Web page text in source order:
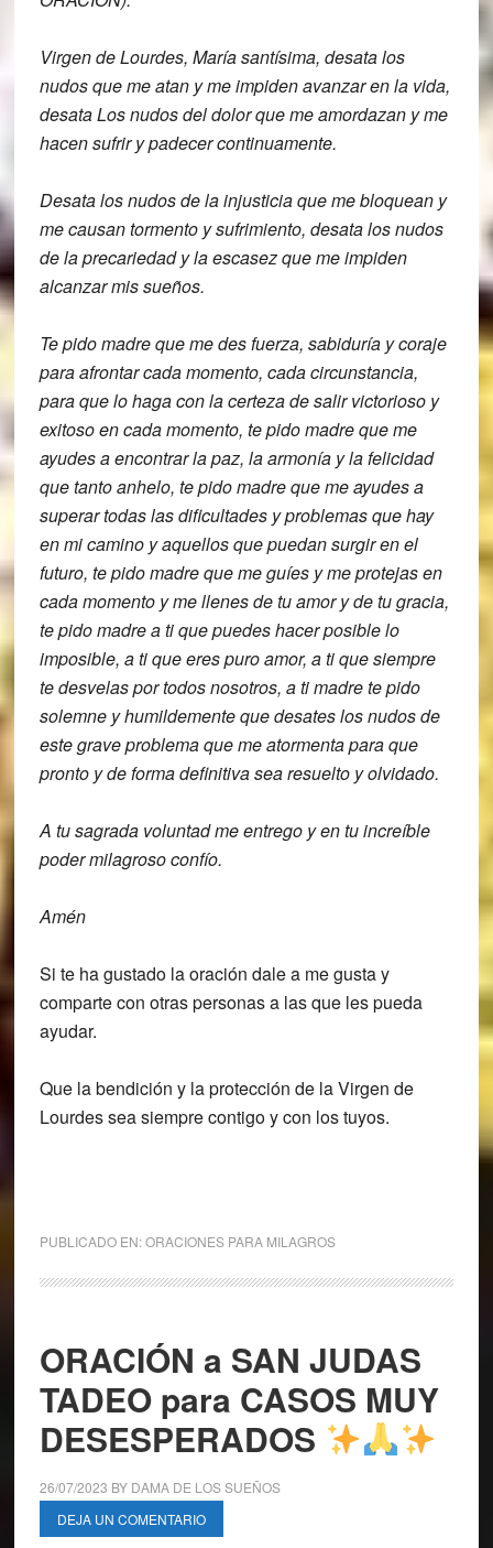
Virgen de Lourdes, María santísima, desata los
nudos que me atan y meimpiden avanzar en la vida,
desata Los nudos del dolor que me amordazan y me
hacen sufrir y padecercontinuamente.
Desata los nudos de la injusticia que mebloquean y
me causan tormento ysufrimiento, desata los nudos
de la precariedad y laescasez que me impiden
alcanzar missueños.
Te pido madre que me des fuerza, sabiduría y coraje
para afrontar cadamomento, cada circunstancia,
para que lohaga con la certeza de salir victorioso y
exitoso en cada momento, te pido madre que me
ayudes a encontrarla paz, la armonía y la felicidad
quetanto anhelo, te pido madre que me ayudesa
superar todas las dificultades yproblemas que hay
en mi camino yaquellos que puedan surgir en el
futuro, te pido madre que me guíes y me protejasen
cada momento y me llenes de tu amor yde tu gracia,
te pido madre a ti quepuedes hacer posible lo
imposible, a tique eres puro amor, a ti que siempre
tedesvelas por todos nosotros, a ti madrete pido
solemne y humildemente quedesates los nudos de
este grave problemaque me atormenta para que
pronto y deforma definitiva sea resuelto yolvidado.
A tu sagrada voluntad meentrego y en tu increíble
podermilagroso confío.
Amén
Si te ha gustado la oración dale a me gusta y
comparte con otras personas a las que les pueda
ayudar.
Que la bendición y la protección de la Virgen de
Lourdes sea siempre contigo y con los tuyos.
PUBLICADO EN:ORACIONES PARA MILAGROS
ORACIÓN a SAN JUDAS
TADEO para CASOS MUY
DESESPERADOS
26/07/2023 BY DAMA DE LOS SUEÑOS
DEJA UN COMENTARIO